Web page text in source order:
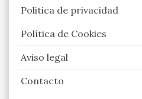
Politica de privacidad
Política de Cookies
Aviso legal
Contacto